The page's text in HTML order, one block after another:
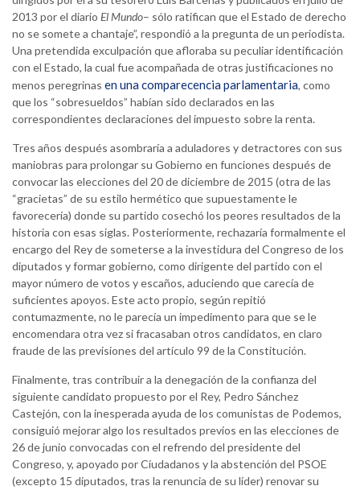
2013 por el diario El Mundo– sólo ratifican que el Estado de derecho
no se somete a chantaje”, respondió a la pregunta de un periodista.
Una pretendida exculpación que afloraba su peculiar identificación
con el Estado, la cual fue acompañada de otras justificaciones no
menos peregrinas en una comparecencia parlamentaria, como
que los “sobresueldos” habían sido declarados en las
correspondientes declaraciones del impuesto sobre la renta.
Tres años después asombraría a aduladores y detractores con sus
maniobras para prolongar su Gobierno en funciones después de
convocar las elecciones del 20 de diciembre de 2015 (otra de las
“gracietas” de su estilo hermético que supuestamente le
favorecería) donde su partido cosechó los peores resultados de la
historia con esas siglas. Posteriormente, rechazaría formalmente el
encargo del Rey de someterse a la investidura del Congreso de los
diputados y formar gobierno, como dirigente del partido con el
mayor número de votos y escaños, aduciendo que carecía de
suficientes apoyos. Este acto propio, según repitió
contumazmente, no le parecía un impedimento para que se le
encomendara otra vez si fracasaban otros candidatos, en claro
fraude de las previsiones del artículo 99 de la Constitución.
Finalmente, tras contribuir a la denegación de la confianza del
siguiente candidato propuesto por el Rey, Pedro Sánchez
Castejón, con la inesperada ayuda de los comunistas de Podemos,
consiguió mejorar algo los resultados previos en las elecciones de
26 de junio convocadas con el refrendo del presidente del
Congreso, y, apoyado por Ciudadanos y la abstención del PSOE
(excepto 15 diputados, tras la renuncia de su líder) renovar su